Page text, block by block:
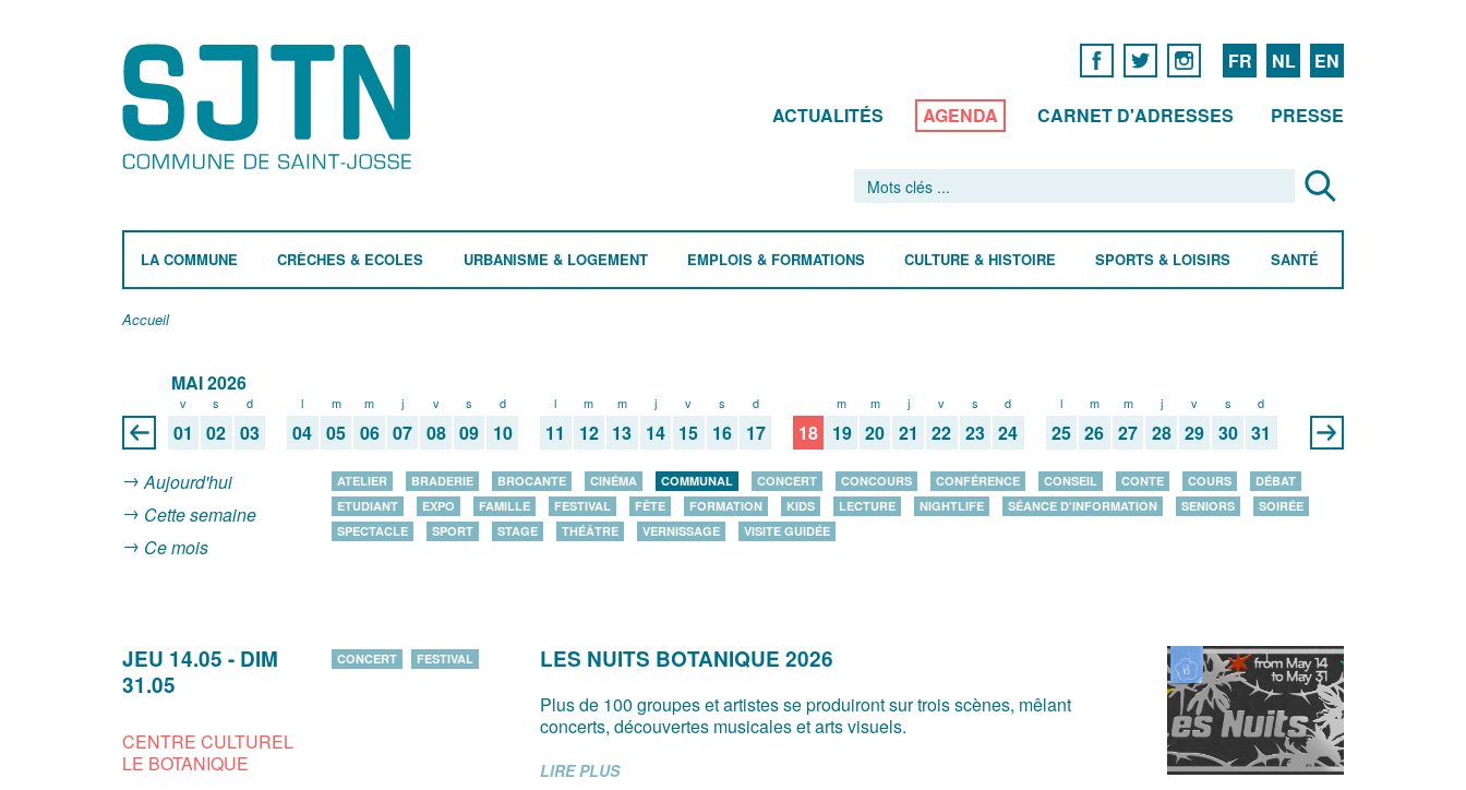
FR NL EN
ACTUALITÉS AGENDA CARNET D'ADRESSES PRESSE
LA COMMUNE CRÈCHES & ECOLES URBANISME & LOGEMENT EMPLOIS & FORMATIONS CULTURE & HISTOIRE SPORTS & LOISIRS SANTÉ
Accueil
MAI 2026
v
01
s
02
d
03
l
04
m
05
m
06
j
07
v
08
s
09
d
10
l
11
m
12
m
13
j
14
v
15
s
16
d
17 18
m
19
m
20
j
21
v
22
s
23
d
24
l
25
m
26
m
27
j
28
v
29
s
30
d
31
Aujourd'hui
Cette semaine
Ce mois
ATELIER BRADERIE BROCANTE CINÉMA COMMUNAL CONCERT CONCOURS CONFÉRENCE CONSEIL CONTE COURS
DÉBAT
ETUDIANT
EXPO FAMILLE FESTIVAL FÊTE FORMATION KIDS LECTURE NIGHTLIFE SÉANCE D'INFORMATION SENIORS
SOIRÉE
SPECTACLE
SPORT STAGE THÉÂTRE VERNISSAGE VISITE GUIDÉE
JEU 14.05 - DIM
31.05
CENTRE CULTUREL
LE BOTANIQUE
CONCERT FESTIVAL LES NUITS BOTANIQUE 2026
Plus de 100 groupes et artistes se produiront sur trois scènes, mêlant
concerts, découvertes musicales et arts visuels.
LIRE PLUS